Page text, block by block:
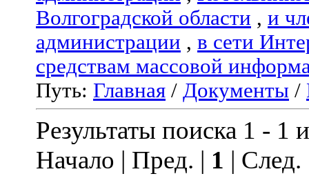
Волгоградской области , и
администрации , в сети
средствам массовой
Путь: Главная / Документы /
Результаты поиска 1 - 1
Начало | Пред. | 1 |